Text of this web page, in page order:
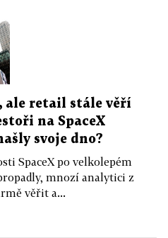
ale retail stále věří
na SpaceX
svoje dno?
SpaceX po velkolepém
mnozí analytici z
věřit a...